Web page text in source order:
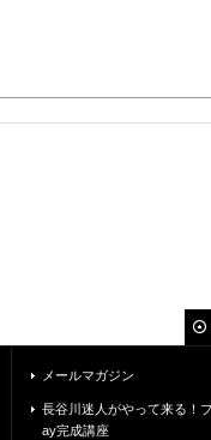
メールマガジン
長谷川迷人がやって来る！
ay完成講座